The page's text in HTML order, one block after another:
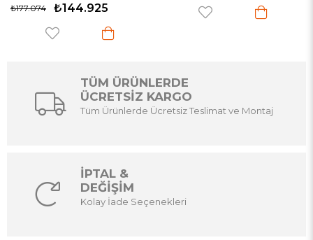
TÜM ÜRÜNLERDE
ÜCRETSİZ KARGO
Tüm Ürünlerde Ücretsiz Teslimat ve Montaj
İPTAL &
DEĞİŞİM
Kolay İade Seçenekleri